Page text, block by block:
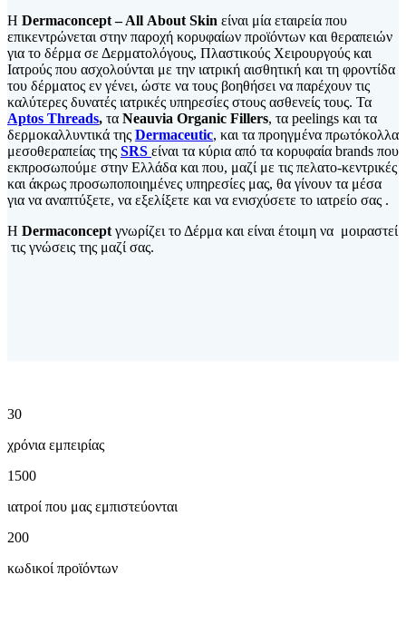
Η Dermaconcept–All About Skin είναι μία εταιρεία που
επικεντρώνεται στην παροχή κορυφαίων προϊόντων και θεραπειών
για το δέρμα σε Δερματολόγους, Πλαστικούς Χειρουργούς και
Ιατρούς που ασχολούνται με την ιατρική αισθητική και τη φροντίδα
του δέρματος εν γένει, ώστε να τους βοηθήσει να παρέχουν τις
καλύτερες δυνατές ιατρικές υπηρεσίες στους ασθενείς τους. Τα
Aptos Threads, τα Neauvia Organic Fillers, τα peelings και τα
δερμοκαλλυντικά της Dermaceutic, και τα προηγμένα πρωτόκολλα
μεσοθεραπείας της SRS είναι τα κύρια από τα κορυφαία brands που
εκπροσωπούμε στην Ελλάδα και που, μαζί με τις πελατο-κεντρικές
και άκρως προσωποποιημένες υπηρεσίες μας, θα γίνουν τα μέσα
για να αναπτύξετε, να εξελίξετε και να ενισχύσετε το ιατρείο σας .
Η Dermaconcept γνωρίζει το Δέρμα και είναι έτοιμη να μοιραστεί
τις γνώσεις της μαζί σας.
30
χρόνια εμπειρίας
1500
ιατροί που μας εμπιστεύονται
200
κωδικοί προϊόντων